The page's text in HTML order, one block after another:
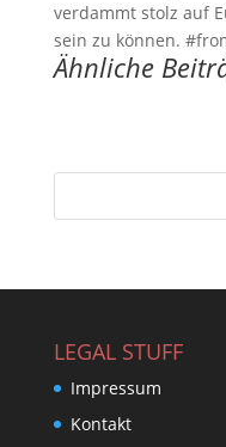
verdammt stolz auf
sein zu können.
Ähnliche
LEGAL STUFF
Impressum
Kontakt